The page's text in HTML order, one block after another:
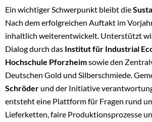
Ein wichtiger Schwerpunkt bleibt die
Nach dem erfolgreichen Auftakt im
inhaltlich weiterentwickelt. Unterstützt
Dialog durch das Institut für Industrial
Hochschule Pforzheimsowie den
Deutschen Gold und Silberschmiede.
Schröder und der Initiative
entsteht eine Plattform für Fragen rund
Lieferketten, faire Produktionsprozesse